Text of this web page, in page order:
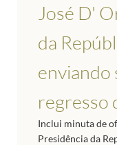
José D'
da
enviando
regresso
Inclui minuta de
Presidência da